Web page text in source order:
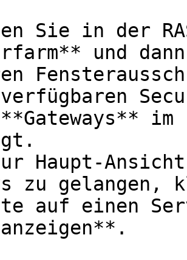
Sie in der
und
**Gateways**
Haupt-
zu
auf einen